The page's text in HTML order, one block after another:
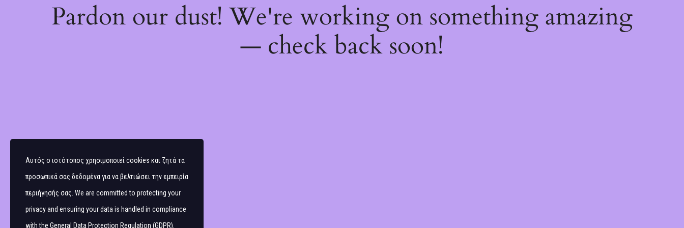
Pardon our dust! We're working on something amazing
— check back soon!
Αυτός ο ιστότοπος χρησιμοποιεί cookies και ζητά τα
προσωπικά σας δεδομένα για να βελτιώσει την εμπειρία
περιήγησής σας. We are committed to protecting your
privacy and ensuring your data is handled in compliance
with the General Data Protection Regulation (GDPR)